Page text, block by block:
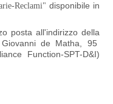
Reclami" disponibile in
posta all'indirizzo della
de Matha, 95
Function-SPT-D&I)